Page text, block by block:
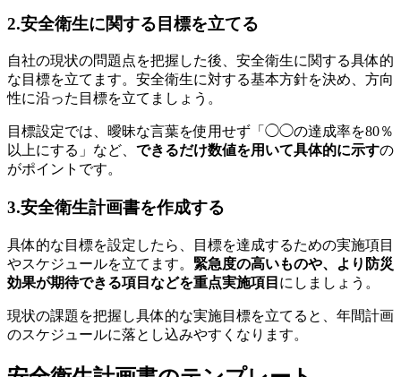
2.安全衛生に関する目標を立てる
自社の現状の問題点を把握した後、安全衛生に関する具体的
な目標を立てます。安全衛生に対する基本方針を決め、方向
性に沿った目標を立てましょう。
目標設定では、曖昧な言葉を使用せず「◯◯の達成率を80％
以上にする」など、 できるだけ数値を用いて具体的に示すの
がポイントです。
3.安全衛生計画書を作成する
具体的な目標を設定したら、目標を達成するための実施項目
やスケジュールを立てます。 緊急度の高いものや、より防災
効果が期待できる項目などを重点実施項目 にしましょう。
現状の課題を把握し具体的な実施目標を立てると、年間計画
のスケジュールに落とし込みやすくなります。